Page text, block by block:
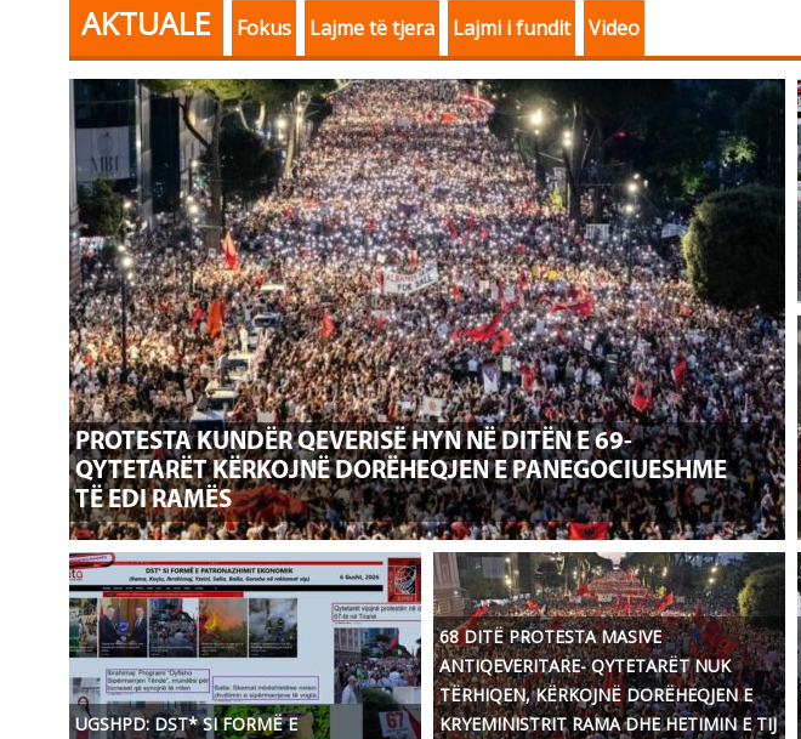
AKTUALE Fokus Lajme të tjera Lajmi i fundit Video
PROTESTA KUNDËR QEVERISË HYN NË DITËN E 69-
QYTETARËT KËRKOJNË DORËHEQJEN E PANEGOCIUESHME
TË EDI RAMËS
UGSHPD: DST* SI FORMË E
68 DITË PROTESTA MASIVE
ANTIQEVERITARE- QYTETARËT NUK
TËRHIQEN, KËRKOJNË DORËHEQJEN E
KRYEMINISTRIT RAMA DHE HETIMIN E TIJ